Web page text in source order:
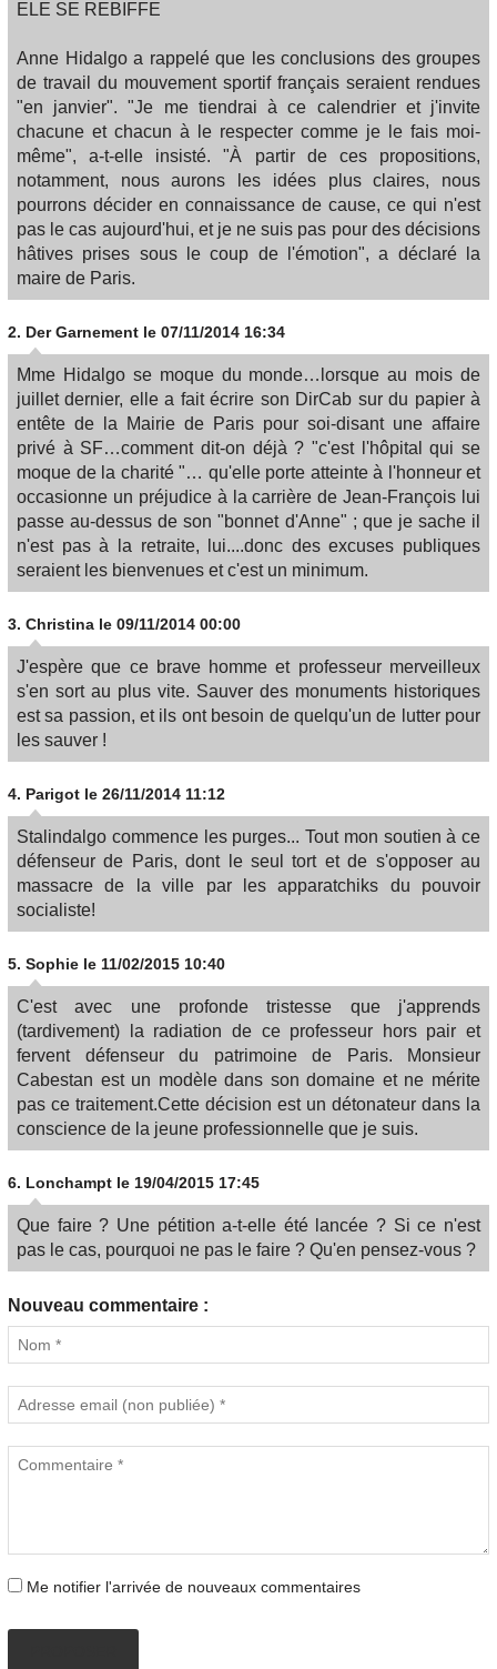
ELE SE REBIFFE
Anne Hidalgo a rappelé que les conclusions des groupes
de travail du mouvement sportif français seraient rendues
"en janvier". "Je me tiendrai à ce calendrier et j'invite
chacune et chacun à le respecter comme je le fais moi-
même", a-t-elle insisté. "À partir de ces propositions,
notamment, nous aurons les idées plus claires, nous
pourrons décider en connaissance de cause, ce qui n'est
pas le cas aujourd'hui, et je ne suis pas pour des décisions
hâtives prises sous le coup de l'émotion", a déclaré la
maire de Paris.
2. Der Garnement le 07/11/2014 16:34
Mme Hidalgo se moque du monde…lorsque au mois de
juillet dernier, elle a fait écrire son DirCab sur du papier à
entête de la Mairie de Paris pour soi-disant une affaire
privé à SF…comment dit-on déjà ? "c'est l'hôpital qui se
moque de la charité "… qu'elle porte atteinte à l'honneur et
occasionne un préjudice à la carrière de Jean-François lui
passe au-dessus de son "bonnet d'Anne" ; que je sache il
n'est pas à la retraite, lui....donc des excuses publiques
seraient les bienvenues et c'est un minimum.
3. Christina le 09/11/2014 00:00
J'espère que ce brave homme et professeur merveilleux
s'en sort au plus vite. Sauver des monuments historiques
est sa passion, et ils ont besoin de quelqu'un de lutter pour
les sauver !
4. Parigot le 26/11/2014 11:12
Stalindalgo commence les purges... Tout mon soutien à ce
défenseur de Paris, dont le seul tort et de s'opposer au
massacre de la ville par les apparatchiks du pouvoir
socialiste!
5. Sophie le 11/02/2015 10:40
C'est avec une profonde tristesse que j'apprends
(tardivement) la radiation de ce professeur hors pair et
fervent défenseur du patrimoine de Paris. Monsieur
Cabestan est un modèle dans son domaine et ne mérite
pas ce traitement.Cette décision est un détonateur dans la
conscience de la jeune professionnelle que je suis.
6. Lonchampt le 19/04/2015 17:45
Que faire ? Une pétition a-t-elle été lancée ? Si ce n'est
pas le cas, pourquoi ne pas le faire ? Qu'en pensez-vous ?
Nouveau commentaire :
Me notifier l'arrivée de nouveaux commentaires